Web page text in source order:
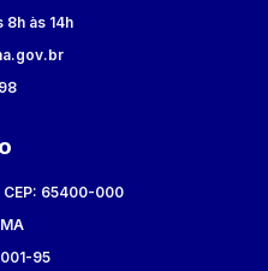
8h às 14h
65400-000
MA
95